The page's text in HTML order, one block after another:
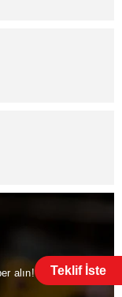
Teklif İste
alın!